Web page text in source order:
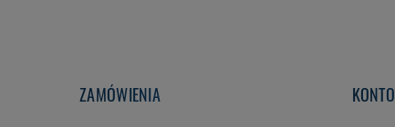
ZAMÓWIENIA KONTO